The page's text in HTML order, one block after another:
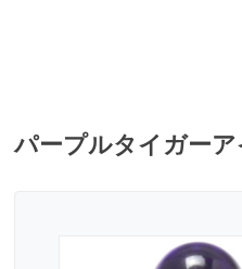
パープルタイガー